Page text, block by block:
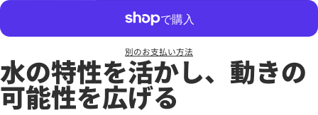
面
表
別のお支払い方法
水の特性を活かし、動きの
可能性を広げる